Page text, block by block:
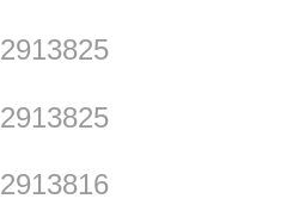
2913825
2913825
2913816